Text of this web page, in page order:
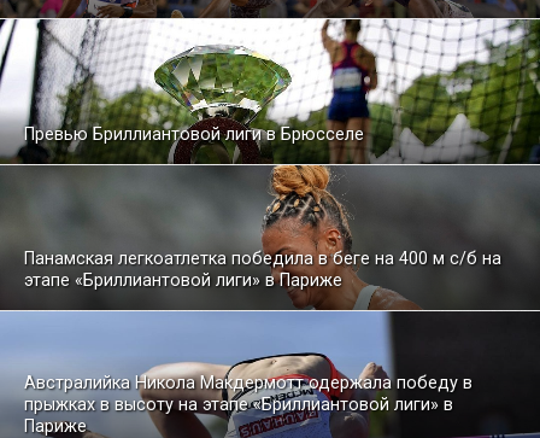
Превью Бриллиантовой лиги в Брюсселе
Панамская легкоатлетка победила в беге на 400 м с/б на
этапе «Бриллиантовой лиги» в Париже
Австралийка Никола Макдермотт одержала победу в
прыжках в высоту на этапе «Бриллиантовой лиги» в
Париже